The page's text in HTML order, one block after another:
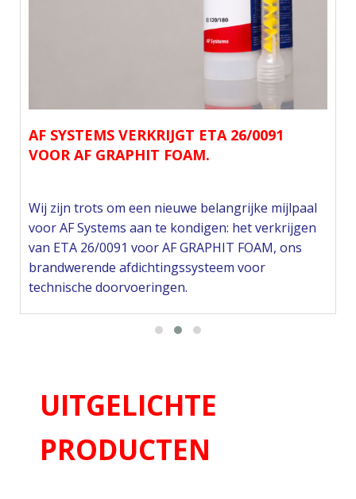
AF SYSTEMS VERKRIJGT ETA 26/0091
VOOR AF GRAPHIT FOAM.
Wij zijn trots om een nieuwe belangrijke mijlpaal
voor AF Systems aan te kondigen: het verkrijgen
van ETA 26/0091 voor AF GRAPHIT FOAM, ons
brandwerende afdichtingssysteem voor
technische doorvoeringen.
UITGELICHTE
PRODUCTEN